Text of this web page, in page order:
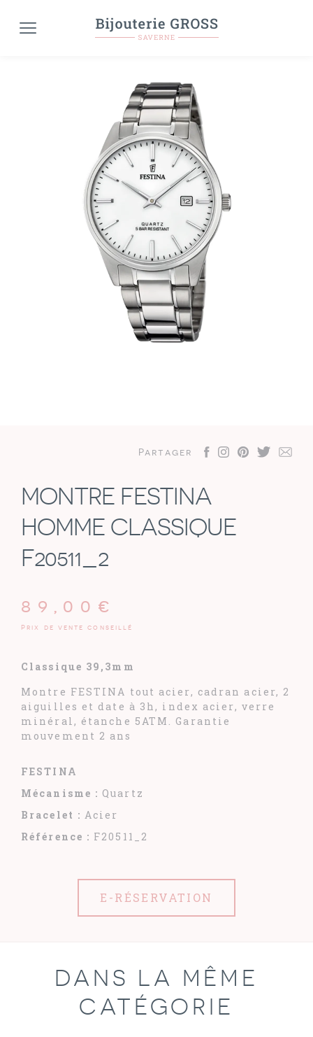
Partager
MONTRE FESTINA
HOMME CLASSIQUE
F20511_2
89,00 €
Prix de vente conseillé
Classique 39,3mm
Montre FESTINA tout acier, cadran acier, 2
aiguilles et date à 3h, index acier, verre
minéral, étanche 5ATM. Garantie
mouvement 2 ans
FESTINA
Mécanisme : Quartz
Bracelet : Acier
Référence : F20511_2
E-RÉSERVATION
DANS LA MÊME
CATÉGORIE